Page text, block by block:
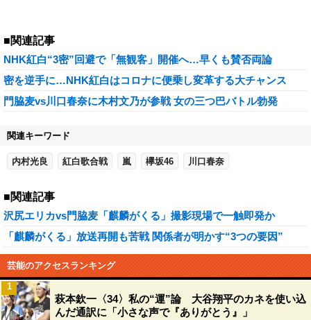
■関連記事
NHK紅白“3密”回避で「無観客」開催へ…早くも賛否両論
密を逆手に…NHK紅白はコロナに便乗し変革する大チャンス
門脇麦vs川口春奈に木村文乃が参戦 女の三つ巴バトル勃発
関連キーワード
内村光良 紅白歌合戦 嵐 欅坂46 川口春奈
■関連記事
沢尻エリカvs門脇麦「麒麟がくる」撮影現場で一触即発か
「麒麟がくる」放送再開も苦戦 関係者が明かす“3つの要因”
芸能のアクセスランキング
萩本欽一〈34〉私の“運”論 大谷翔平のカネを使い込
んだ通訳に「小さな声で『ありがとう』」
1